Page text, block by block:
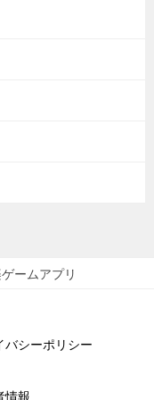
ームアプリ
バシーポリシー
情報